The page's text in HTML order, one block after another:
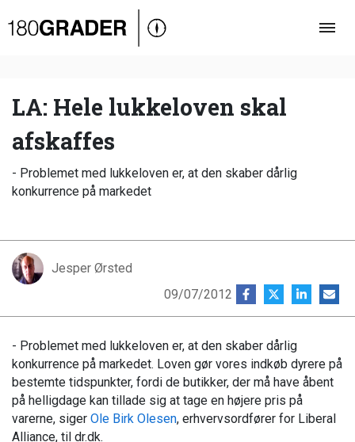
Oversigt
Debat
Video
Podcast
LA: Hele lukkeloven skal
afskaffes
- Problemet med lukkeloven er, at den skaber dårlig
konkurrence på markedet
Jesper Ørsted
09/07/2012
- Problemet med lukkeloven er, at den skaber dårlig
konkurrence på markedet. Loven gør vores indkøb dyrere på
bestemte tidspunkter, fordi de butikker, der må have åbent
på helligdage kan tillade sig at tage en højere pris på
varerne, siger Ole Birk Olesen, erhvervsordfører for Liberal
Alliance, til dr.dk.